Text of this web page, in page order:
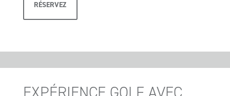
RÉSERVEZ